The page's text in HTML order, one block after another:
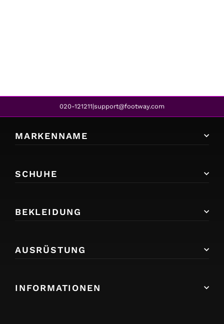
020-121211|support@footway.com
MARKENNAME
SCHUHE
BEKLEIDUNG
AUSRÜSTUNG
INFORMATIONEN